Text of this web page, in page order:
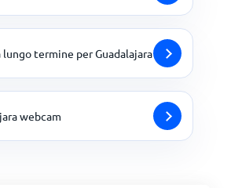
lungo termine per Guadalajara
webcam